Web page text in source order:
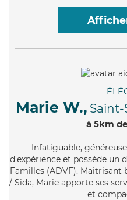
Marie W.,
à 5km
Infatiguable,
d'expérience et possède un
Familles (ADVF). Maitrisant
/ Sida, Marie apporte ses
et